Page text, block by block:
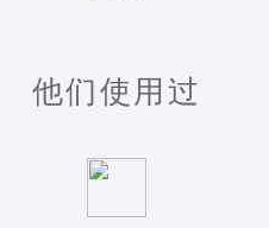
他们使用过